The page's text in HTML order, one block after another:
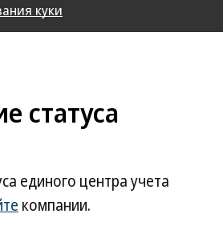
куки
статуса
единого центра учета
компании.